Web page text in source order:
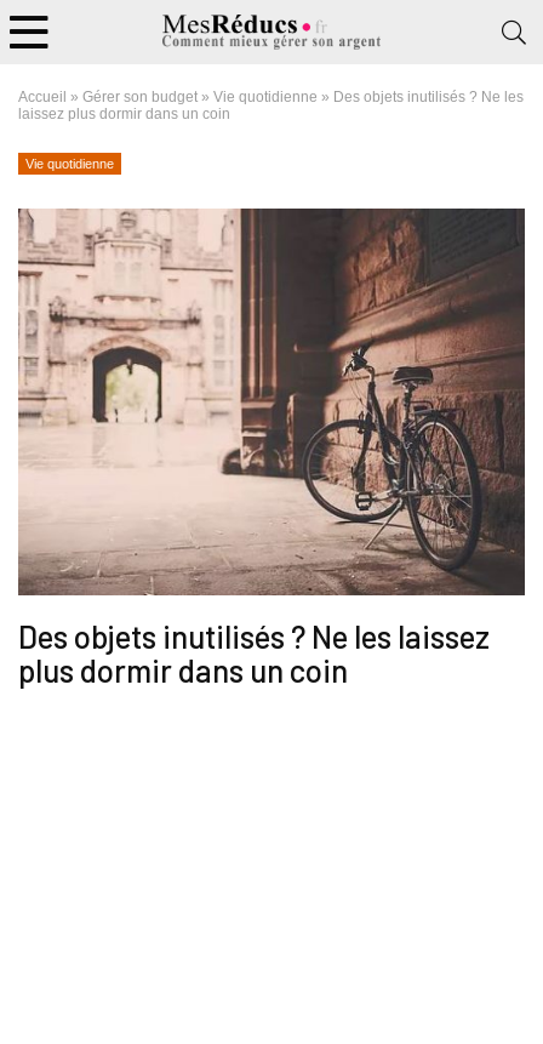
Accueil » Gérer son budget » Vie quotidienne » Des objets inutilisés ? Ne les
laissez plus dormir dans un coin
Vie quotidienne
Des objets inutilisés ? Ne les laissez
plus dormir dans un coin